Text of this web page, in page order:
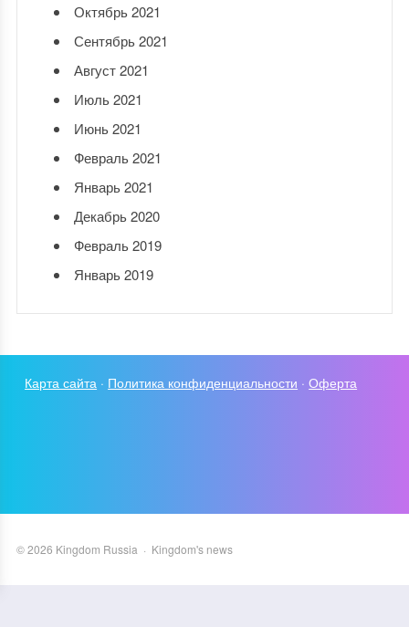
Октябрь 2021
Сентябрь 2021
Август 2021
Июль 2021
Июнь 2021
Февраль 2021
Январь 2021
Декабрь 2020
Февраль 2019
Январь 2019
Карта сайта · Политика конфиденциальности ·Оферта
©2026 Kingdom Russia · Kingdom's news